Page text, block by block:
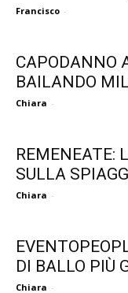
Francisco -
CAPODANNO
BAILANDO
Chiara -
REMENEATE:
SULLA
Chiara -
DI BALLO PIÙ
Chiara -